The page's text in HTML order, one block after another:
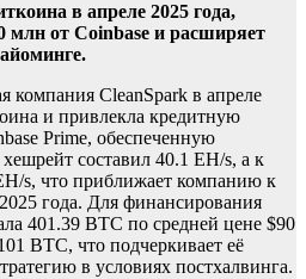
в апреле 2025 года,
млн от Coinbase и расширяет
компания CleanSpark в апреле
и привлекла кредитную
Prime, обеспеченную
составил 40.1 EH/s, а к
s, что приближает компанию к
года. Для финансирования
401.39 BTC по средней цене $90
BTC, что подчеркивает её
в условиях постхалвинга.